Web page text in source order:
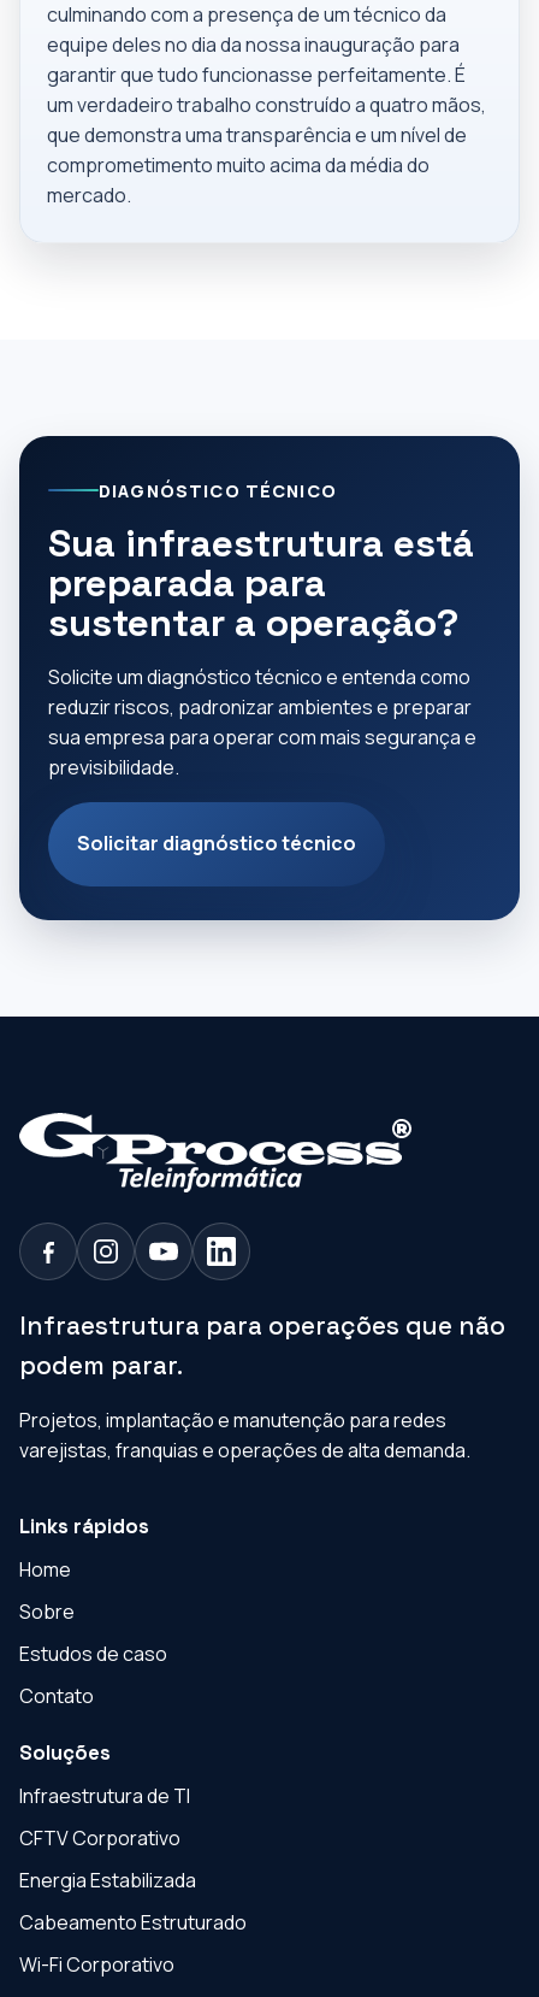
culminando com a presença de um técnico da
equipe deles no dia da nossa inauguração para
garantir que tudo funcionasse perfeitamente. É
um verdadeiro trabalho construído a quatro mãos,
que demonstra uma transparência e um nível de
comprometimento muito acima da média do
mercado.
DIAGNÓSTICO TÉCNICO
Sua infraestrutura está
preparada para
sustentar a operação?
Solicite um diagnóstico técnico e entenda como
reduzir riscos, padronizar ambientes e preparar
sua empresa para operar com mais segurança e
previsibilidade.
Solicitar diagnóstico técnico
Infraestrutura para operações que não
podem parar.
Projetos, implantação e manutenção para redes
varejistas, franquias e operações de alta demanda.
Links rápidos
Home
Sobre
Estudos de caso
Contato
Soluções
Infraestrutura de TI
CFTV Corporativo
Energia Estabilizada
Cabeamento Estruturado
Wi-Fi Corporativo